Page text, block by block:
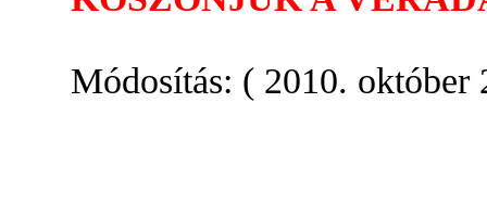
Módosítás: ( 2010. október